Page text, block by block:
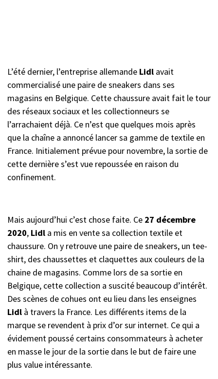
L’été dernier, l’entreprise allemande Lidl avait
commercialisé une paire de sneakers dans ses
magasins en Belgique. Cette chaussure avait fait le tour
des réseaux sociaux et les collectionneurs se
l’arrachaient déjà. Ce n’est que quelques mois après
que la chaîne a annoncé lancer sa gamme de textile en
France. Initialement prévue pour novembre, la sortie de
cette dernière s’est vue repoussée en raison du
confinement.
Mais aujourd’hui c’est chose faite. Ce 27 décembre
2020, Lidl a mis en vente sa collection textile et
chaussure. On y retrouve une paire de sneakers, un tee-
shirt, des chaussettes et claquettes aux couleurs de la
chaine de magasins. Comme lors de sa sortie en
Belgique, cette collection a suscité beaucoup d’intérêt.
Des scènes de cohues ont eu lieu dans les enseignes
Lidl à travers la France. Les différents items de la
marque se revendent à prix d’or sur internet. Ce qui a
évidement poussé certains consommateurs à acheter
en masse le jour de la sortie dans le but de faire une
plus value intéressante.